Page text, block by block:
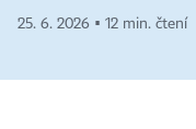
25. 6. 2026 ▪ 12 min. čtení